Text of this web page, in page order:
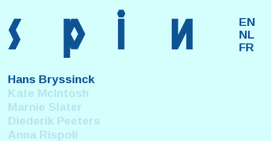
s p i n
Hans Bryssinck
Kate McIntosh
Marnie Slater
Diederik Peeters
Anna Rispoli
EN
NL
FR